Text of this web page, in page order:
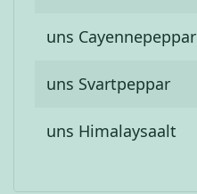
uns Cayennepeppar
uns Svartpeppar
uns Himalaysaalt